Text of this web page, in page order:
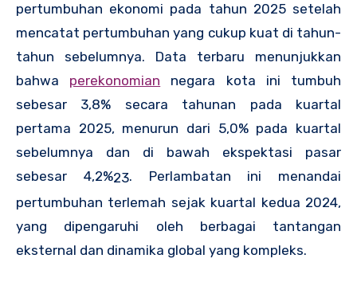
pertumbuhan ekonomi pada tahun 2025 setelah
mencatat pertumbuhan yang cukup kuat di tahun-
tahun sebelumnya. Data terbaru menunjukkan
bahwa perekonomian negara kota ini tumbuh
sebesar 3,8% secara tahunan pada kuartal
pertama 2025, menurun dari 5,0% pada kuartal
sebelumnya dan di bawah ekspektasi pasar
sebesar 4,2%23. Perlambatan ini menandai
pertumbuhan terlemah sejak kuartal kedua 2024,
yang dipengaruhi oleh berbagai tantangan
eksternal dan dinamika global yang kompleks.